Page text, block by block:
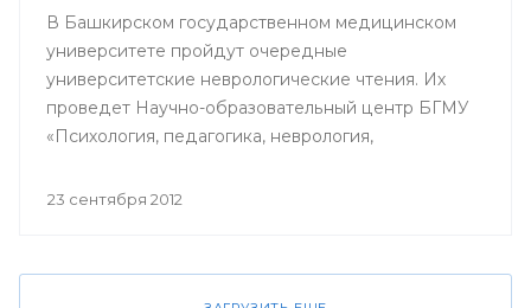
В Башкирском государственном медицинском
университете пройдут очередные
университетские неврологические чтения. Их
проведет Научно-образовательный центр БГМУ
«Психология, педагогика, неврология,
профессора Лейлы Ахмадеевой. В числе лекторов
Робинсон.
23 сентября 2012